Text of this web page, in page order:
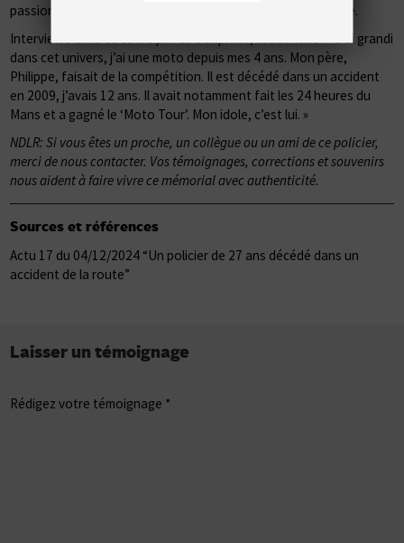
passionné de moto qu’il pratiquait aussi de manière sportive.
Interviewé dans ce cadre par Le Dauphiné, il racontait : « J’ai grandi
dans cet univers, j’ai une moto depuis mes 4 ans. Mon père,
Philippe, faisait de la compétition. Il est décédé dans un accident
en 2009, j’avais 12 ans. Il avait notamment fait les 24 heures du
Mans et a gagné le ‘Moto Tour’. Mon idole, c’est lui. »
NDLR: Si vous êtes un proche, un collègue ou un ami de ce policier,
merci de nous contacter. Vos témoignages, corrections et souvenirs
nous aident à faire vivre ce mémorial avec authenticité.
Sources et références
Actu 17 du 04/12/2024 “Un policier de 27 ans décédé dans un
accident de la route”
Laisser un témoignage
Rédigez votre témoignage *